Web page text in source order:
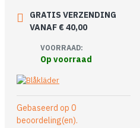
GRATIS VERZENDING
VANAF € 40,00
VOORRAAD:
Op voorraad
Gebaseerd op 0
beoordeling(en).